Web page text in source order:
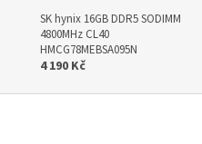
SK hynix 16GB DDR5 SODIMM
4800MHz CL40
HMCG78MEBSA095N
4 190 Kč